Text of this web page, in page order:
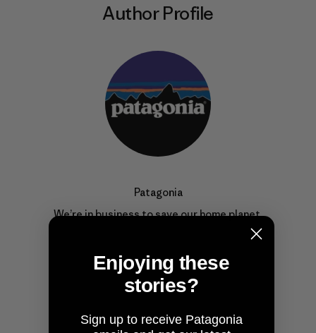
Author Profile
Patagonia
We’re in business to save our home planet.
Enjoying these
stories?
Sign up to receive Patagonia